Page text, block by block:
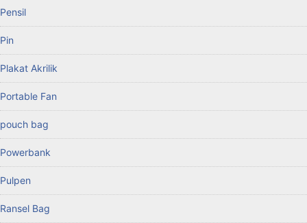
Pensil
Pin
Plakat Akrilik
Portable Fan
pouch bag
Powerbank
Pulpen
Ransel Bag